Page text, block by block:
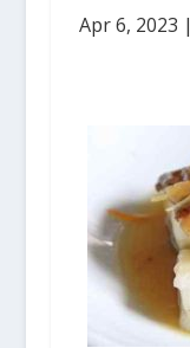
Apr 6, 2023 |